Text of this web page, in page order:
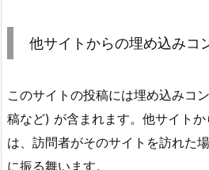
他サイトからの埋め込みコ
このサイトの投稿には埋め込みコ
稿など) が含まれます。他サイト
は、訪問者がそのサイトを訪れた
に振る舞います。